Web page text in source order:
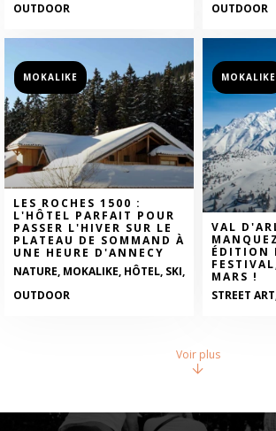
OUTDOOR
OUTDOOR
LES ROCHES 1500 :
L'HÔTEL PARFAIT POUR
PASSER L'HIVER SUR LE
PLATEAU DE SOMMAND À
UNE HEURE D'ANNECY
NATURE, MOKALIKE, HÔTEL, SKI,
OUTDOOR
MOKALIKE
VAL
ÉDITION
MARS !
STREET
MOKALIKE
Voir plus